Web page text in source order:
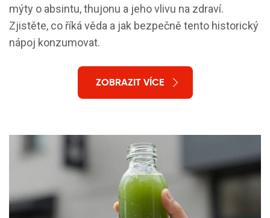
mýty o absintu, thujonu a jeho vlivu na zdraví.
Zjistěte, co říká věda a jak bezpečně tento historický
nápoj konzumovat.
ZOBRAZIT VÍCE